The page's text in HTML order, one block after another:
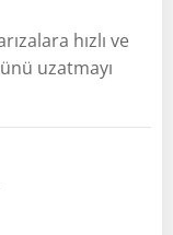
hızlı ve
uzatmayı